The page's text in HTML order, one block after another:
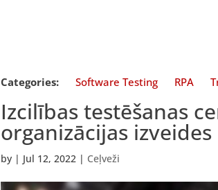
Categories: Software Testing RPA
Izcilības testēšanas
organizācijas
by | Jul 12, 2022 | Ceļveži